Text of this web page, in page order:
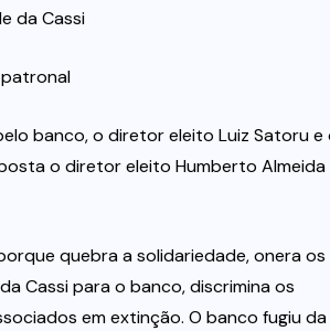
da Cassi
patronal
banco, o diretor eleito Luiz Satoru e
o diretor eleito Humberto Almeida
quebra a solidariedade, onera os
Cassi para o banco, discrimina os
em extinção. O banco fugiu da